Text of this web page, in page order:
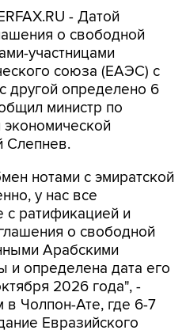
- Датой
о свободной
участницами
союза (ЕАЭС) с
другой определено 6
министр по
Слепнев.
нотами с эмиратской
у нас все
ратификацией и
о свободной
Арабскими
определена дата его
2026 года", -
в Чолпон-Ате, где 6-7
Евразийского